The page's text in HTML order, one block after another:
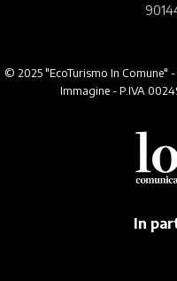
© 2025 "EcoTurismo In Comune"
Immagine - P.IVA
In